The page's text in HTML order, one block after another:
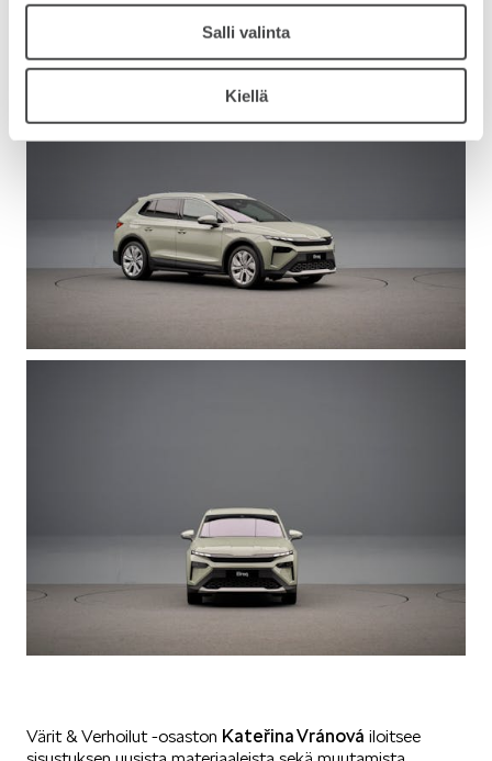
Salli valinta
Kiellä
EPIQ
Värit & Verhoilut -osaston Kateřina Vránová iloitsee